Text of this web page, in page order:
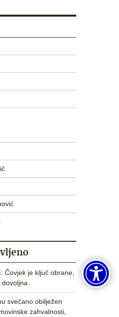
Čovjek je ključ obrane,
svečano obilježen
zahvalnosti,